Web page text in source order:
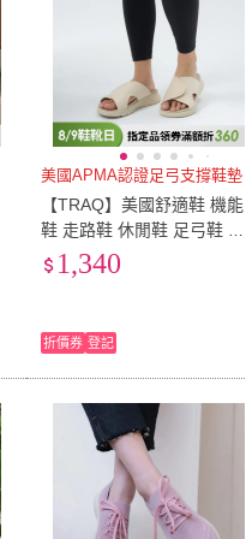
美國APMA認證足弓支撐鞋墊
【TRAQ】美國舒適鞋 機能
鞋 走路鞋 休閒鞋 足弓鞋 女
鞋 白色 SUNIE(久站久走太
空拖鞋)
1,340
折價券 登記